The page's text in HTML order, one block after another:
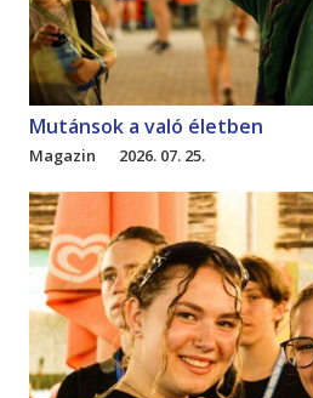
Mutánsok a való életben
Magazin 2026. 07. 25.